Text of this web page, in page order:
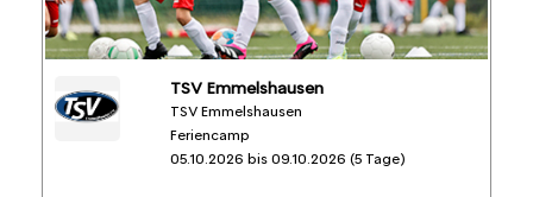
TSV Emmelshausen
TSV Emmelshausen
Feriencamp
05.10.2026 bis 09.10.2026 (5 Tage)